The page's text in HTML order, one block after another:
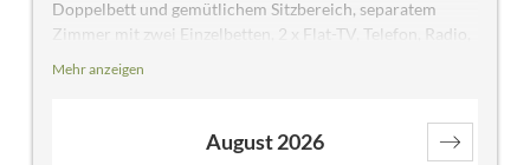
Doppelbett und gemütlichem Sitzbereich, separatem
Zimmer mit zwei Einzelbetten, 2 x Flat-TV, Telefon, Radio,
Duschwand, Doppelwaschbecken, Fön und Balkon
Mehr anzeigen
August 2026